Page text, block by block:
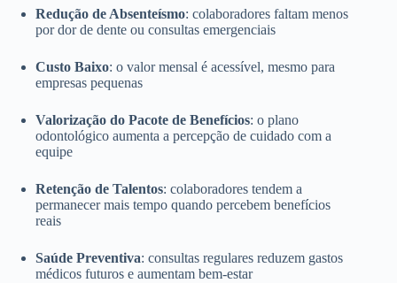
Redução de Absenteísmo: colaboradores faltam menos
por dor de dente ou consultas emergenciais
Custo Baixo: o valor mensal é acessível, mesmo para
empresas pequenas
Valorização do Pacote de Benefícios: o plano
odontológico aumenta a percepção de cuidado com a
equipe
Retenção de Talentos: colaboradores tendem a
permanecer mais tempo quando percebem benefícios
reais
Saúde Preventiva: consultas regulares reduzem gastos
médicos futuros e aumentam bem-estar